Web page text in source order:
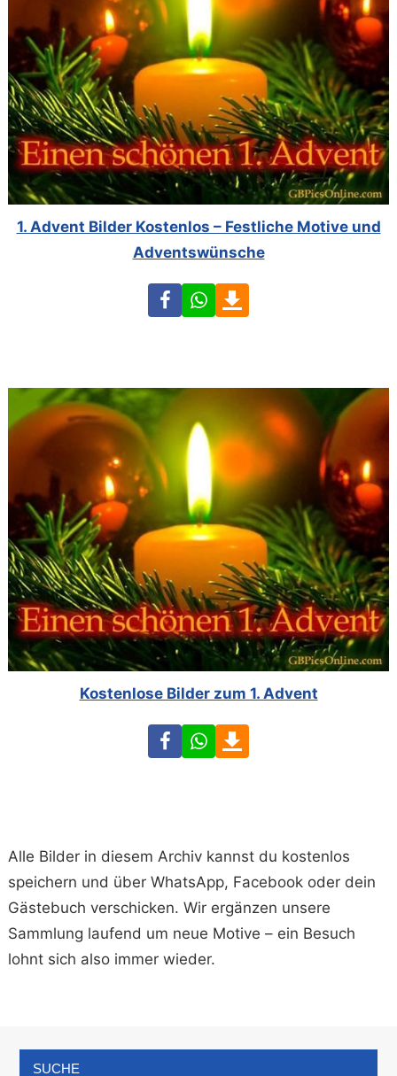
1. Advent Bilder Kostenlos – Festliche Motive und
Adventswünsche
FacebookWhatsApp
Kostenlose Bilder zum 1. Advent
FacebookWhatsApp
Alle Bilder in diesem Archiv kannst du kostenlos
speichern und über WhatsApp, Facebook oder dein
Gästebuch verschicken. Wir ergänzen unsere
Sammlung laufend um neue Motive – ein Besuch
lohnt sich also immer wieder.
SUCHE